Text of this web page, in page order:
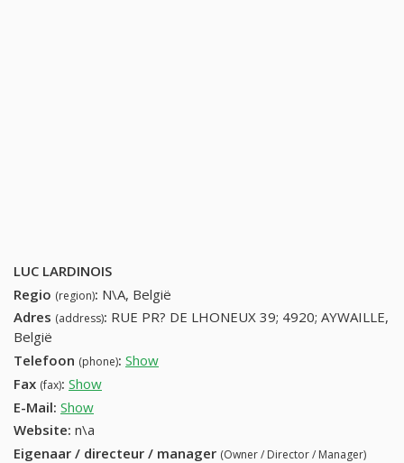
LUC LARDINOIS
Regio (region): N\A, België
Adres (address): RUE PR? DE LHONEUX 39; 4920; AYWAILLE,
België
Telefoon (phone): Show
Fax (fax): Show
E-Mail: Show
Website: n\a
Eigenaar / directeur / manager (Owner / Director / Manager)